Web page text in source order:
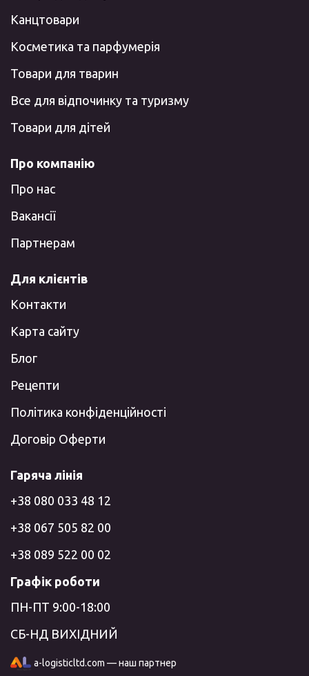
Канцтовари
Косметика та парфумерія
Товари для тварин
Все для відпочинку та туризму
Товари для дітей
Про компанію
Про нас
Вакансії
Партнерам
Для клієнтів
Контакти
Карта сайту
Блог
Рецепти
Політика конфіденційності
Договір Оферти
Гаряча лінія
+38 080 033 48 12
+38 067 505 82 00
+38 089 522 00 02
Графік роботи
ПН-ПТ 9:00-18:00
СБ-НД ВИХІДНИЙ
a-logisticltd.com — наш партнер